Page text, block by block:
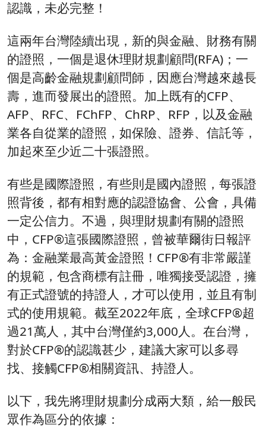
認識，未必完整！
這兩年台灣陸續出現，新的與金融、財務有關
的證照，一個是退休理財規劃顧問(RFA)；一
個是高齡金融規劃顧問師，因應台灣越來越長
壽，進而發展出的證照。加上既有的CFP、
AFP、RFC、FChFP、ChRP、RFP，以及金融
業各自從業的證照，如保險、證券、信託等，
加起來至少近二十張證照。
有些是國際證照，有些則是國內證照，每張證
照背後，都有相對應的認證協會、公會，具備
一定公信力。不過，與理財規劃有關的證照
中，CFP®這張國際證照，曾被華爾街日報評
為：金融業最高黃金證照！CFP®有非常嚴謹
的規範，包含商標有註冊，唯獨接受認證，擁
有正式證號的持證人，才可以使用，並且有制
式的使用規範。截至2022年底，全球CFP®超
過21萬人，其中台灣僅約3,000人。在台灣，
對於CFP®的認識甚少，建議大家可以多尋
找、接觸CFP®相關資訊、持證人。
以下，我先將理財規劃分成兩大類，給一般民
眾作為區分的依據：